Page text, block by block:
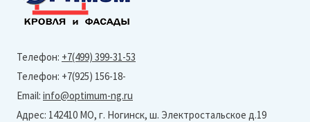
Телефон: +7(499) 399-31-53
Телефон: +7(925) 156-18-
Email: info@optimum-ng.ru
Адрес: 142410 МО, г. Ногинск, ш. Электростальское д.19